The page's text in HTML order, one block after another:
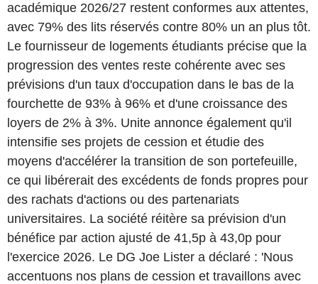
académique 2026/27 restent conformes aux attentes,
avec 79% des lits réservés contre 80% un an plus tôt.
Le fournisseur de logements étudiants précise que la
progression des ventes reste cohérente avec ses
prévisions d'un taux d'occupation dans le bas de la
fourchette de 93% à 96% et d'une croissance des
loyers de 2% à 3%. Unite annonce également qu'il
intensifie ses projets de cession et étudie des
moyens d'accélérer la transition de son portefeuille,
ce qui libérerait des excédents de fonds propres pour
des rachats d'actions ou des partenariats
universitaires. La société réitère sa prévision d'un
bénéfice par action ajusté de 41,5p à 43,0p pour
l'exercice 2026. Le DG Joe Lister a déclaré : 'Nous
accentuons nos plans de cession et travaillons avec